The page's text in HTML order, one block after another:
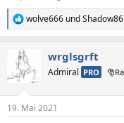
R
e
i
e
wolve666 undShadow86
wrglsgrft
Admiral PRO
19. Mai 2021